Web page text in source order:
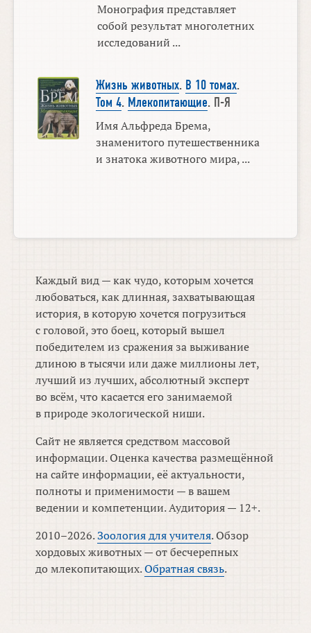
Монография представляет
собой результат многолетних
исследований ...
Жизнь животных. В 10 томах.
Том 4. Млекопитающие. П-Я
Имя Альфреда Брема,
знаменитого путешественника
и знатока животного мира, ...
Каждый вид — как чудо, которым хочется
любоваться, как длинная, захватывающая
история, в которую хочется погрузиться
с головой, это боец, который вышел
победителем из сражения за выживание
длиною в тысячи или даже миллионы лет,
лучший из лучших, абсолютный эксперт
во всём, что касается его занимаемой
в природе экологической ниши.
Сайт не является средством массовой
информации. Оценка качества размещённой
на сайте информации, её актуальности,
полноты и применимости — в вашем
ведении и компетенции. Аудитория — 12+.
2010–2026.Зоология для учителя. Обзор
хордовых животных — от бесчерепных
до млекопитающих.Обратная связь.